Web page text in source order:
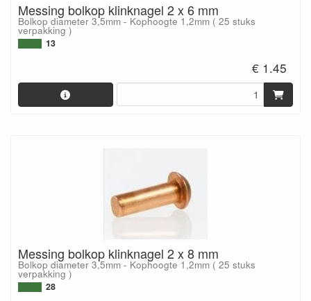
Messing bolkop klinknagel 2 x 6 mm
Bolkop diameter 3,5mm - Kophoogte 1,2mm ( 25 stuks
verpakking )
13
€ 1.45
Messing bolkop klinknagel 2 x 8 mm
Bolkop diameter 3,5mm - Kophoogte 1,2mm ( 25 stuks
verpakking )
28